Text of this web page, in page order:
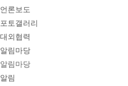
언론보도
포토갤러리
대외협력
알림마당
알림마당
알림